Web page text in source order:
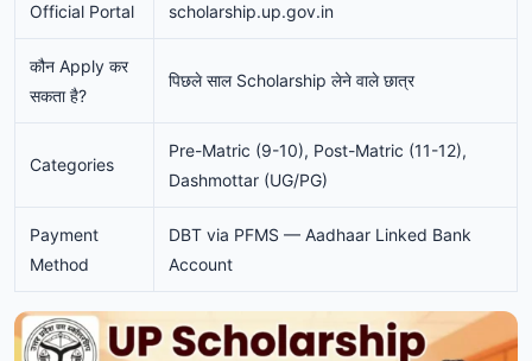
Official Portal scholarship.up.gov.in
कौन Apply कर
सकता है?
पिछले साल Scholarship लेने वाले छात्र
Categories
Pre-Matric (9-10), Post-Matric (11-12),
Dashmottar (UG/PG)
Payment
Method
DBT via PFMS — Aadhaar Linked Bank
Account